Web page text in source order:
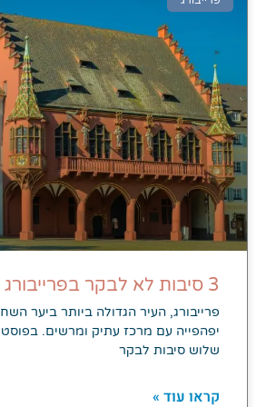
פרייבורג, העיר הגדולה ביותר ביער השחור,
יפהפייה עם מרכז עתיק ומרשים. בפוסט
שלוש סיבות לבקר
קראו עוד »